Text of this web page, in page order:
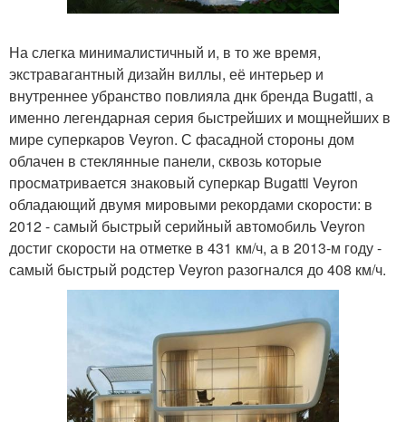
На слегка минималистичный и, в то же время,
экстравагантный дизайн виллы, её интерьер и
внутреннее убранство повлияла днк бренда Bugatti, а
именно легендарная серия быстрейших и мощнейших в
мире суперкаров Veyron. С фасадной стороны дом
облачен в стеклянные панели, сквозь которые
просматривается знаковый суперкар Bugatti Veyron
обладающий двумя мировыми рекордами скорости: в
2012 - самый быстрый серийный автомобиль Veyron
достиг скорости на отметке в 431 км/ч, а в 2013-м году -
самый быстрый родстер Veyron разогнался до 408 км/ч.